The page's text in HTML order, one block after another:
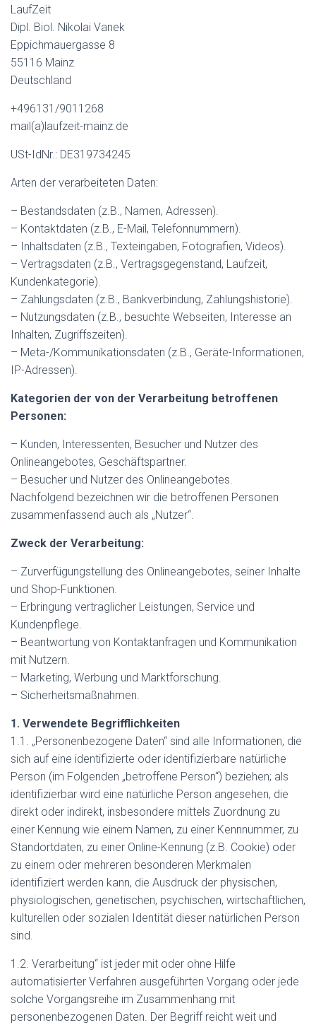
LaufZeit
Dipl. Biol. Nikolai Vanek
Eppichmauergasse 8
55116 Mainz
Deutschland
+496131/9011268
mail(a)laufzeit-mainz.de
USt-IdNr.: DE319734245
Arten der verarbeiteten Daten:
– Bestandsdaten (z.B., Namen, Adressen).
– Kontaktdaten (z.B., E-Mail, Telefonnummern).
– Inhaltsdaten (z.B., Texteingaben, Fotografien, Videos).
– Vertragsdaten (z.B., Vertragsgegenstand, Laufzeit,
Kundenkategorie).
– Zahlungsdaten (z.B., Bankverbindung, Zahlungshistorie).
– Nutzungsdaten (z.B., besuchte Webseiten, Interesse an
Inhalten, Zugriffszeiten).
– Meta-/Kommunikationsdaten (z.B., Geräte-Informationen,
IP-Adressen).
Kategorien der von der Verarbeitung betroffenen
Personen:
– Kunden, Interessenten, Besucher und Nutzer des
Onlineangebotes, Geschäftspartner.
– Besucher und Nutzer des Onlineangebotes.
Nachfolgend bezeichnen wir die betroffenen Personen
zusammenfassend auch als „Nutzer“.
Zweck der Verarbeitung:
– Zurverfügungstellung des Onlineangebotes, seiner Inhalte
und Shop-Funktionen.
– Erbringung vertraglicher Leistungen, Service und
Kundenpflege.
– Beantwortung von Kontaktanfragen und Kommunikation
mit Nutzern.
– Marketing, Werbung und Marktforschung.
– Sicherheitsmaßnahmen.
1. Verwendete Begrifflichkeiten
1.1. „Personenbezogene Daten“ sind alle Informationen, die
sich auf eine identifizierte oder identifizierbare natürliche
Person (im Folgenden „betroffene Person“) beziehen; als
identifizierbar wird eine natürliche Person angesehen, die
direkt oder indirekt, insbesondere mittels Zuordnung zu
einer Kennung wie einem Namen, zu einer Kennnummer, zu
Standortdaten, zu einer Online-Kennung (z.B. Cookie) oder
zu einem oder mehreren besonderen Merkmalen
identifiziert werden kann, die Ausdruck der physischen,
physiologischen, genetischen, psychischen, wirtschaftlichen,
kulturellen oder sozialen Identität dieser natürlichen Person
sind.
1.2. Verarbeitung“ ist jeder mit oder ohne Hilfe
automatisierter Verfahren ausgeführten Vorgang oder jede
solche Vorgangsreihe im Zusammenhang mit
personenbezogenen Daten. Der Begriff reicht weit und